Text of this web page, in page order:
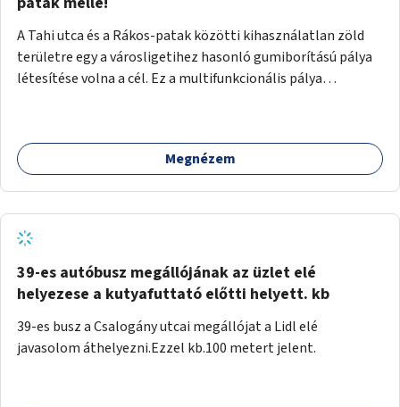
A Tahi utca és a Rákos-patak közötti kihasználatlan zöld
területre egy a városligetihez hasonló gumiborítású pálya
létesítése volna a cél. Ez a multifunkcionális pálya
Megnézem
39-es autóbusz megállójának az üzlet elé
helyezese a kutyafuttató előtti helyett. kb
39-es busz a Csalogány utcai megállójat a Lidl elé
javasolom áthelyezni.Ezzel kb.100 metert jelent.